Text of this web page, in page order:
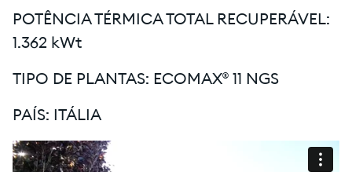
POTÊNCIA TÉRMICA TOTAL RECUPERÁVEL:
1.362 kWt
TIPO DE PLANTAS: ECOMAX® 11 NGS
PAÍS: ITÁLIA